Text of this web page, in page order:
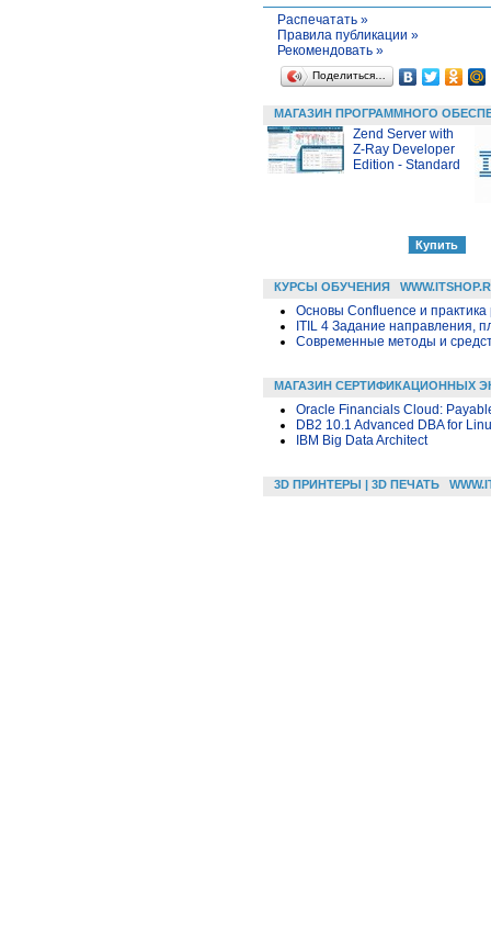
Распечатать »
Правила публикации »
Рекомендовать »
Поделиться…
МАГАЗИН ПРОГРАММНОГО
Zend Server with
Z-Ray Developer
Edition - Standard
КУРСЫ ОБУЧЕНИЯ
Основы Confluence и
ITIL 4 Задание направления,
Современные методы и
МАГАЗИН СЕРТИФИКАЦИОННЫХ
Oracle Financials Cloud:
DB2 10.1 Advanced DBA for
IBM Big Data Architect
3D ПРИНТЕРЫ | 3D ПЕЧАТЬ